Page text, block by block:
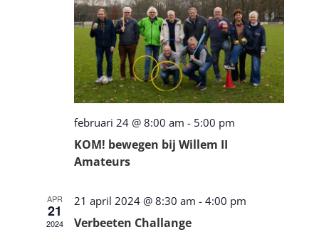
februari 24 @ 8:00 am - 5:00 pm
KOM! bewegen bij Willem II
Amateurs
APR
21
2024
21 april 2024 @ 8:30 am - 4:00 pm
Verbeeten Challange